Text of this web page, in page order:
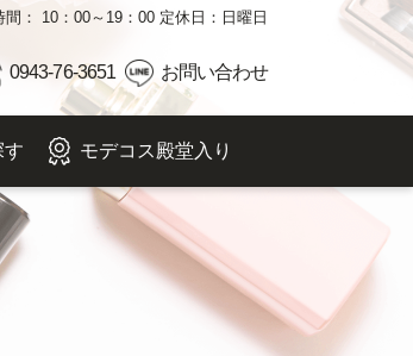
間： 10：00～19：00 定休日：日曜日
0943-76-3651 お問い合わせ
す モデコス殿堂入り